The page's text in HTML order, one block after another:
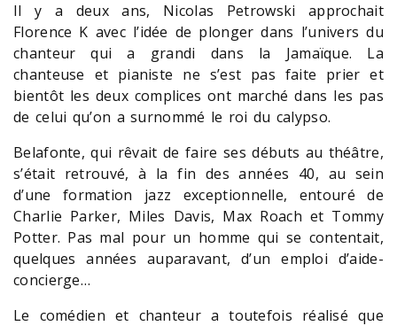
Il y a deux ans, Nicolas Petrowski approchait
Florence K avec l’idée de plonger dans l’univers du
chanteur qui a grandi dans la Jamaïque. La
chanteuse et pianiste ne s’est pas faite prier et
bientôt les deux complices ont marché dans les pas
de celui qu’on a surnommé le roi du calypso.
Belafonte, qui rêvait de faire ses débuts au théâtre,
s’était retrouvé, à la fin des années 40, au sein
d’une formation jazz exceptionnelle, entouré de
Charlie Parker, Miles Davis, Max Roach et Tommy
Potter. Pas mal pour un homme qui se contentait,
quelques années auparavant, d’un emploi d’aide-
concierge…
Le comédien et chanteur a toutefois réalisé que